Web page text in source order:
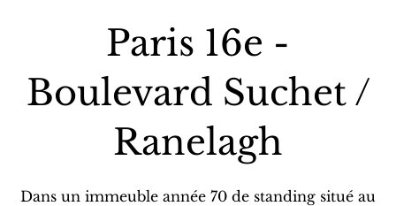
Paris 16e -
Boulevard Suchet /
Ranelagh
Dans un immeuble année 70 de standing situé au